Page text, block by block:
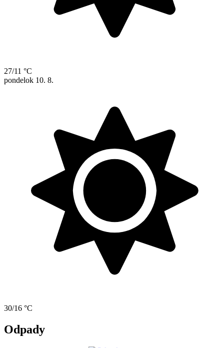
27/11 °C
pondelok 10. 8.
30/16 °C
Odpady